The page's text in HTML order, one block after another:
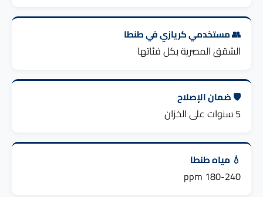
👥 مستخدمي كريازي في طنطا
الشقق المصرية بكل فئاتها
🛡️ ضمان الإصلاح
5 سنوات على الخزان
💧 مياه طنطا
180-240 ppm